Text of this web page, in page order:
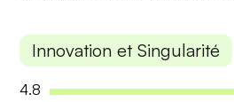
Innovation et Singularité
4.8